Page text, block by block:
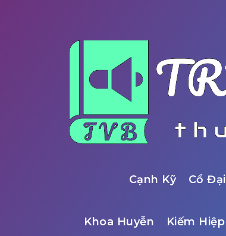
Cạnh Kỹ Cổ Đại
Khoa Huyễn Kiếm Hiệp